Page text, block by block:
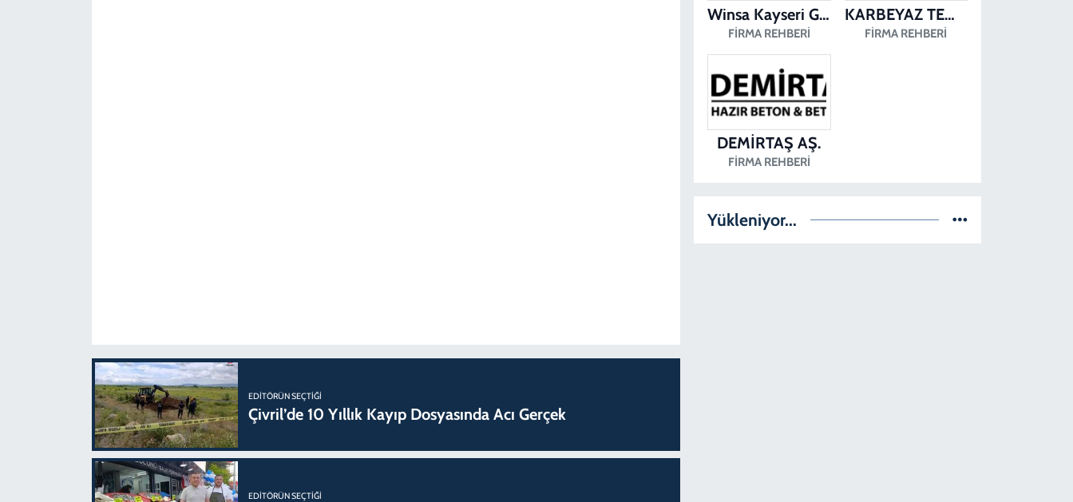
EDITÖRÜN SEÇTIĞI
Çivril’de 10 Yıllık Kayıp Dosyasında Acı Gerçek
EDITÖRÜN SEÇTIĞI
Winsa Kayseri Gül Pvc Pencere Kayseri Winsa
FIRMA REHBERI
KARBEYAZ TEMİZLİK
FIRMA REHBERI
DEMİRTAŞ AŞ.
FIRMA REHBERI
Yükleniyor...